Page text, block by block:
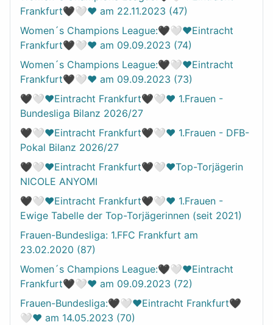
Frankfurt🖤🤍❤️ am 22.11.2023 (47)
Women´s Champions League:🖤🤍❤️Eintracht
Frankfurt🖤🤍❤️ am 09.09.2023 (74)
Women´s Champions League:🖤🤍❤️Eintracht
Frankfurt🖤🤍❤️ am 09.09.2023 (73)
🖤🤍❤️Eintracht Frankfurt🖤🤍❤️ 1.Frauen -
Bundesliga Bilanz 2026/27
🖤🤍❤️Eintracht Frankfurt🖤🤍❤️ 1.Frauen - DFB-
Pokal Bilanz 2026/27
🖤🤍❤️Eintracht Frankfurt🖤🤍❤️Top-Torjägerin
NICOLE ANYOMI
🖤🤍❤️Eintracht Frankfurt🖤🤍❤️ 1.Frauen -
Ewige Tabelle der Top-Torjägerinnen (seit 2021)
Frauen-Bundesliga: 1.FFC Frankfurt am
23.02.2020 (87)
Women´s Champions League:🖤🤍❤️Eintracht
Frankfurt🖤🤍❤️ am 09.09.2023 (72)
Frauen-Bundesliga:🖤🤍❤️Eintracht Frankfurt🖤
🤍❤️ am 14.05.2023 (70)